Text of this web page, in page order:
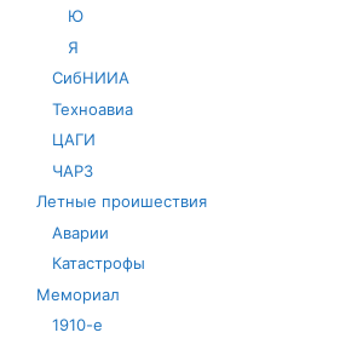
Ю
Я
СибНИИА
Техноавиа
ЦАГИ
ЧАРЗ
Летные проишествия
Аварии
Катастрофы
Мемориал
1910-е